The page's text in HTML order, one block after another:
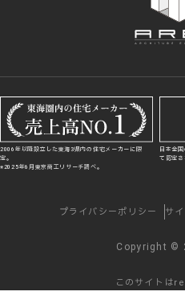
2006年以降設立した東海3県内の住宅メーカーに限
定。
※2025年6月東京商工リサーチ調べ。
日本全国
て認定さ
プライバシーポリシー サ
このサイトは
Copyright ©